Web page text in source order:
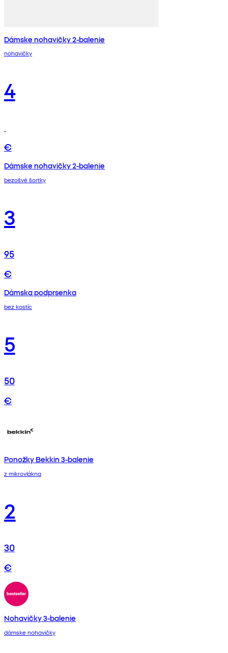
Dámske nohavičky 2-balenie
nohavičky
4
€
Dámske nohavičky 2-balenie
bezošvé šortky
3
95
€
Dámska podprsenka
bez kostíc
5
50
€
Ponožky Bekkin 3-balenie
z mikrovlákna
2
30
€
Nohavičky 3-balenie
dámske nohavičky